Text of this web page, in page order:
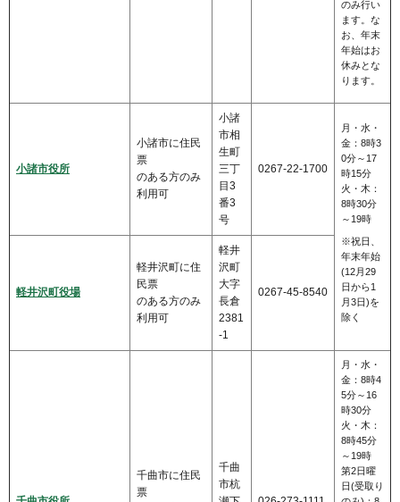
のみ行い
ます。な
お、年末
年始はお
休みとな
ります。
小諸市役所
小諸市に住民
票
のある方のみ
利用可
小諸
市相
生町
三丁
目3
番3
号
0267-22-1700
月・水・
金：8時3
0分～17
時15分
火・木：
8時30分
～19時
※祝日、
年末年始
(12月29
日から1
月3日)を
除く
軽井沢町役場
軽井沢町に住
民票
のある方のみ
利用可
軽井
沢町
大字
長倉
2381
-1
0267-45-8540
千曲市に住民
票
千曲
市杭
月・水・
金：8時4
5分～16
時30分
火・木：
8時45分
～19時
第2日曜
日(受取り